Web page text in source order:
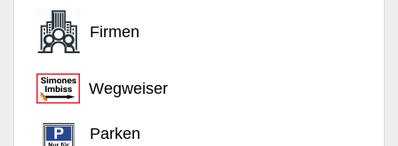
Firmen
Wegweiser
Parken